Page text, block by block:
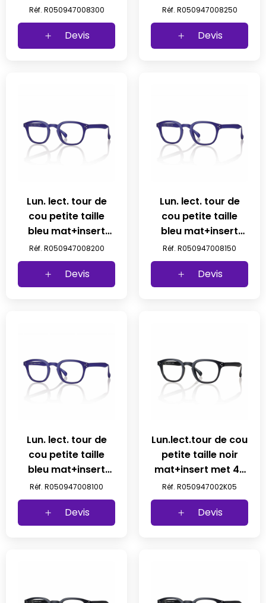
met 47 23-145 +3
prix net
Réf. R050947008300
Devis
met 47 23-145
+2,50 prix net
Réf. R050947008250
Devis
Lun. lect. tour de
cou petite taille
bleu mat+insert
met 47 23-145 +2
prix net
Réf. R050947008200
Devis
Lun. lect. tour de
cou petite taille
bleu mat+insert
met 47 23-145 +1,50
prix net
Réf. R050947008150
Devis
Lun. lect. tour de
cou petite taille
bleu mat+insert
met 47 23-145 +1
prix net
Réf. R050947008100
Devis
Lun.lect.tour de cou
petite taille noir
mat+insert met 47
23-145 (5pcs) prix
net
Réf. R050947002K05
Devis